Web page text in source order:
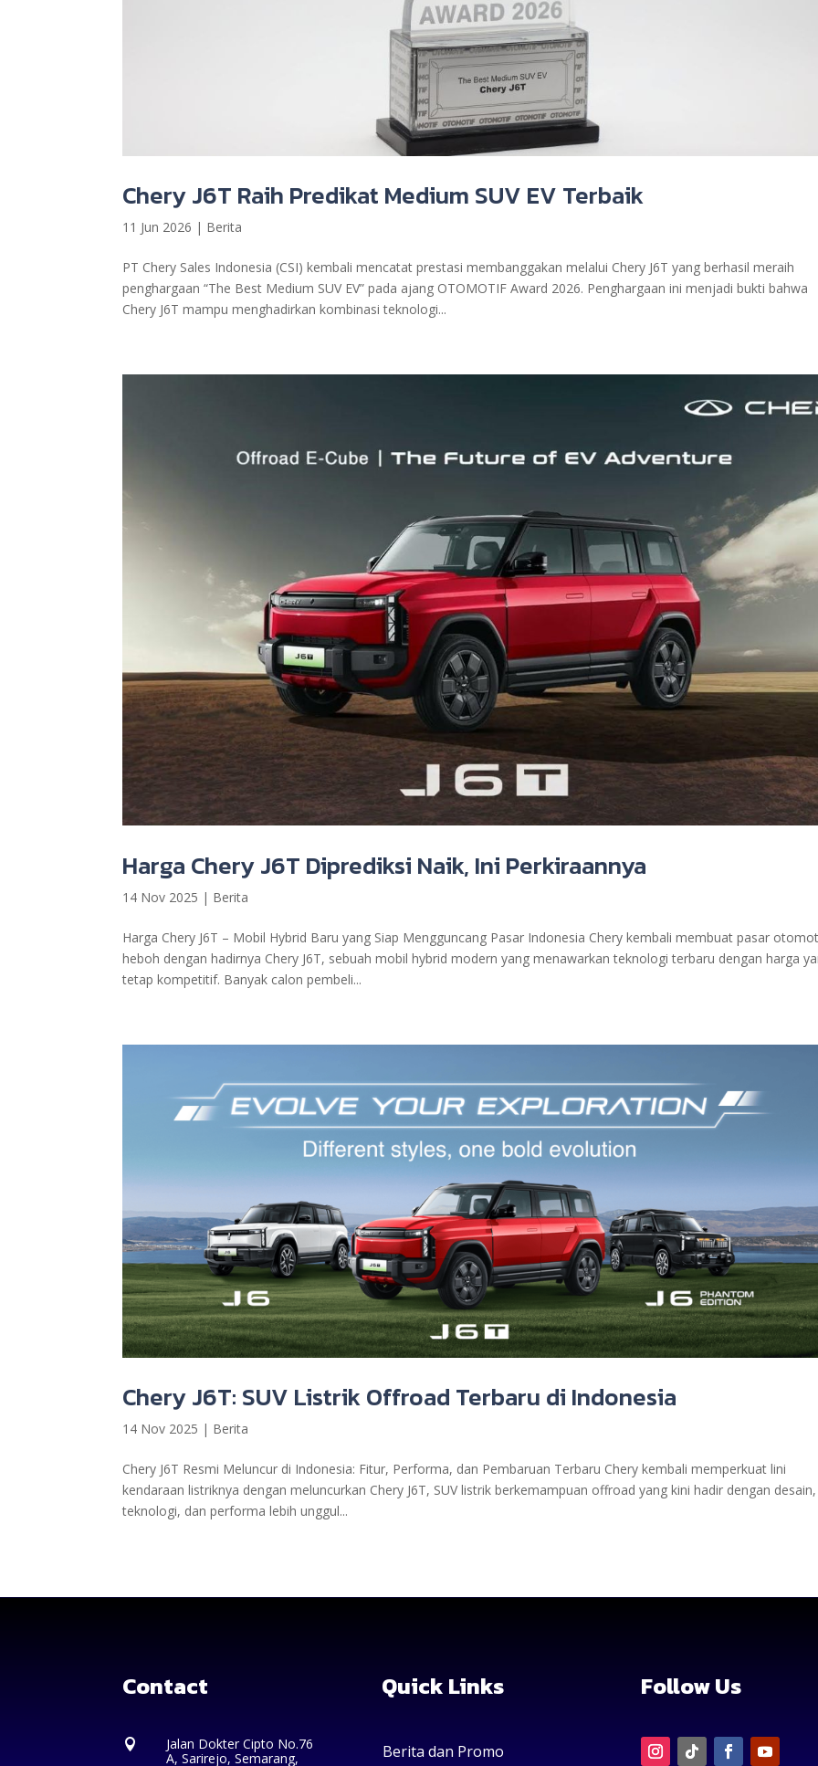
Chery J6T Raih Predikat Medium SUV EV Terbaik
11 Jun 2026 | Berita
PT Chery Sales Indonesia (CSI) kembali mencatat prestasi membanggakan melalui Chery J6T yang berhasil meraih
penghargaan “The Best Medium SUV EV” pada ajang OTOMOTIF Award 2026. Penghargaan ini menjadi bukti bahwa
Chery J6T mampu menghadirkan kombinasi teknologi...
Harga Chery J6T Diprediksi Naik, Ini Perkiraannya
14 Nov 2025 | Berita
Harga Chery J6T – Mobil Hybrid Baru yang Siap Mengguncang Pasar Indonesia Chery kembali membuat pasar
heboh dengan hadirnya Chery J6T, sebuah mobil hybrid modern yang menawarkan teknologi terbaru dengan harga
tetap kompetitif. Banyak calon pembeli...
Chery J6T: SUV Listrik Offroad Terbaru di Indonesia
14 Nov 2025 | Berita
Chery J6T Resmi Meluncur di Indonesia: Fitur, Performa, dan Pembaruan Terbaru Chery kembali memperkuat lini
kendaraan listriknya dengan meluncurkan Chery J6T, SUV listrik berkemampuan offroad yang kini hadir dengan desain,
teknologi, dan performa lebih unggul...
Contact

Jalan Dokter Cipto No.76
A, Sarirejo, Semarang,
Quick Links
Berita dan Promo
Follow Us